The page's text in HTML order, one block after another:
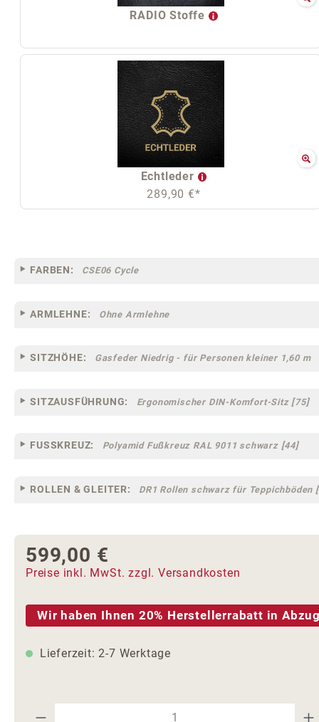
RADIO Stoffe
Echtleder
289,90 €*
FARBEN: CSE06 Cycle
ARMLEHNE: Ohne Armlehne
SITZHÖHE: Gasfeder Niedrig - für Personen kleiner 1,60 m
SITZAUSFÜHRUNG: Ergonomischer DIN-Komfort-Sitz [75]
FUSSKREUZ: Polyamid Fußkreuz RAL 9011 schwarz [44]
ROLLEN & GLEITER: DR1 Rollen schwarz für Teppichböden
Regulärer Preis:
599,00 €
Preise inkl. MwSt. zzgl. Versandkosten
Wir haben Ihnen 20% Herstellerrabatt in
Lieferzeit: 2-7 Werktage
Produkt Anzahl: Gib den